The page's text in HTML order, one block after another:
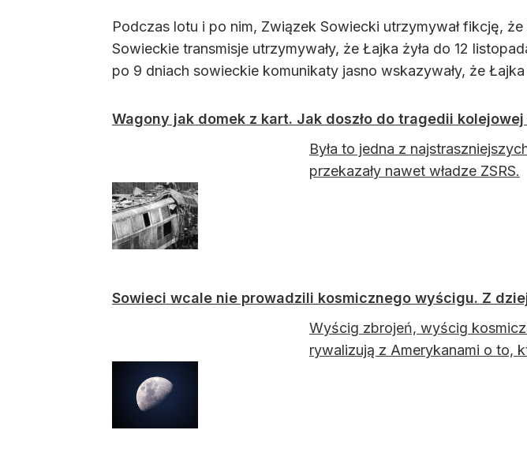
Podczas lotu i po nim, Związek Sowiecki utrzymywał fikcję,
Sowieckie transmisje utrzymywały, że Łajka żyła do 12
po 9 dniach sowieckie komunikaty jasno wskazywały, że Łajka
Wagony jak domek z kart. Jak doszło do tragedii
Była to jedna z
przekazały nawet władze ZSRS.
Sowieci wcale nie prowadzili kosmicznego wyścigu. Z
Wyścig zbrojeń, wyścig
rywalizują z Amerykanami o to,